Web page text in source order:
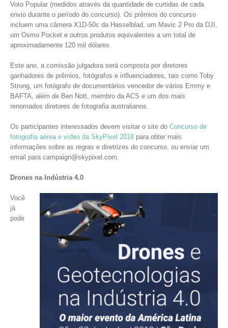
Voto Popular (medidos através da quantidade de curtidas de cada
envio durante o período do concurso). Os prêmios do concurso
incluem uma câmera X1D-50c da Hasselblad, um Mavic 2 Pro da DJI,
um Osmo Pocket e outros produtos equivalentes a um total de
aproximadamente 120 mil dólares.
Este ano, a comissão julgadora será composta por diretores
ganhadores de prêmios, fotógrafos e influenciadores, tais como Toby
Strong, um fotógrafo de documentários vencedor de vários Emmy e
BAFTA, além de Ben Nott, membro da ACS e um dos mais
renomados diretores de fotografia australianos.
Os participantes interessados devem visitar o site do Concurso de
fotografia aérea e vídeo da SkyPixel 2018 para obter mais
informações sobre as regras e diretrizes do concurso, ou enviar um
email para campaign@skypixel.com.
Drones na Indústria 4.0
Você
já
pode